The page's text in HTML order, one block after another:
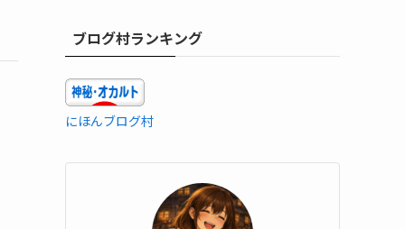
ブログ村ランキング
にほんブログ村